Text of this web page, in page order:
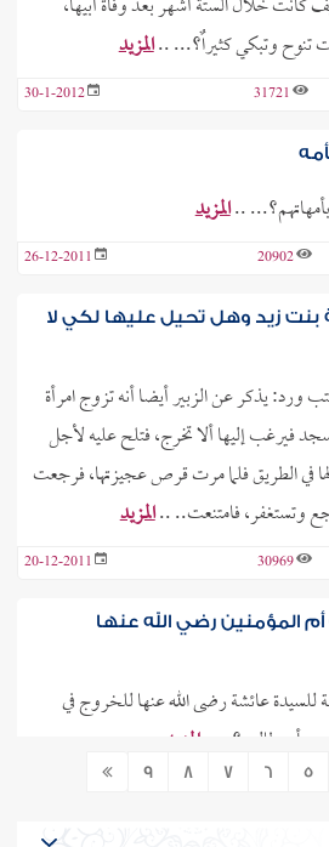
تنوح وتبكي كثيراٌ؟... ..المزيد
31721
30-1-2012
..المزيد
20902
26-12-2011
بنت زيد وهل تحيل عليها لكي لا
ورد: يذكر عن الزبير أيضا أنه تزوج امرأة
فيرغب إليها ألا تخرج، فتلح عليه لأجل
في الطريق فلما مرت قرص عجيزتها، فرجعت
وتستغفر، فامتنعت.. ..المزيد
30969
20-12-2011
المؤمنين رضي الله عنها
عائشة رضى الله عنها للخروج في
بن أبي طالب؟.. ..المزيد
5
6
7
8
9